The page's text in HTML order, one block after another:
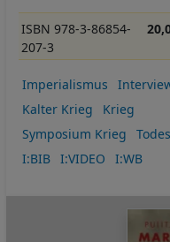
ISBN 978-3-86854-
207-3
Imperialismus
Kalter Krieg
Krieg
Symposium Krieg
I:BIB
I:VIDEO I:WB